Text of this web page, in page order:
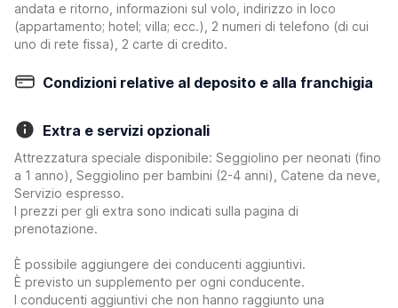
andata e ritorno, informazioni sul volo, indirizzo in loco
(appartamento; hotel; villa; ecc.), 2 numeri di telefono (di cui
uno di rete fissa), 2 carte di credito.
Condizioni relative al deposito e alla franchigia
Extra e servizi opzionali
Attrezzatura speciale disponibile: Seggiolino per neonati (fino
a 1 anno), Seggiolino per bambini (2-4 anni), Catene da neve,
Servizio espresso.
I prezzi per gli extra sono indicati sulla pagina di
prenotazione.
È possibile aggiungere dei conducenti aggiuntivi.
È previsto un supplemento per ogni conducente.
I conducenti aggiuntivi che non hanno raggiunto una